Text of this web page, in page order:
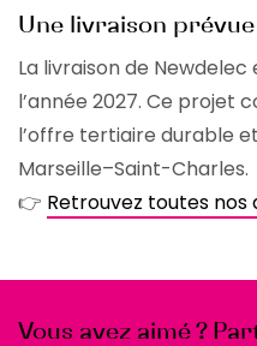
Une livraison
La livraison de
l’année 2027. Ce projet
l’offre tertiaire durable
Marseille–Saint-Charles.
👉 Retrouvez toutes nos
Vous avez aimé ?